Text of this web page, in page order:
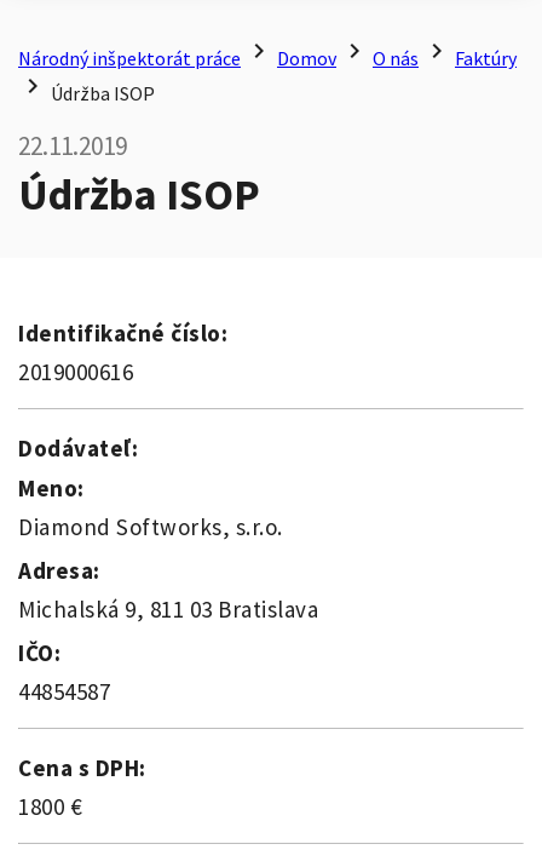
Národný inšpektorát práce chevron_right Domov chevron_right O nás chevron_right Faktúry
chevron_right Údržba ISOP
22.11.2019
Údržba ISOP
Identifikačné číslo:
2019000616
Dodávateľ:
Meno:
Diamond Softworks, s.r.o.
Adresa:
Michalská 9, 811 03 Bratislava
IČO:
44854587
Cena s DPH:
1800 €